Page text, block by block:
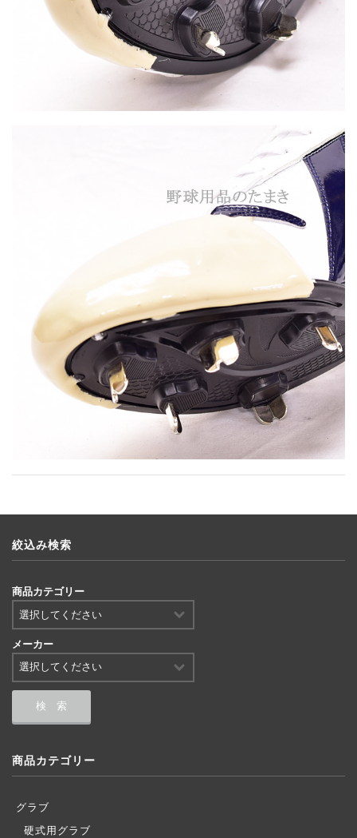
絞込み検索
商品カテゴリー
メーカー
商品カテゴリー
グラブ
硬式用グラブ